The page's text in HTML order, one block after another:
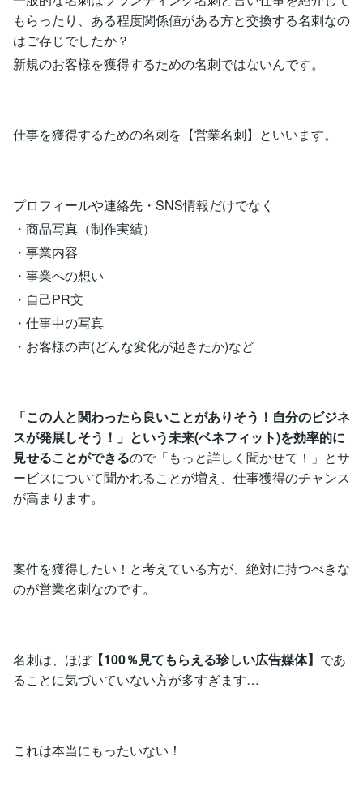
もらったり、ある程度関係値がある方と交換する名刺なの
はご存じでしたか？
新規のお客様を獲得するための名刺ではないんです。
仕事を獲得するための名刺を【営業名刺】といいます。
プロフィールや連絡先・SNS情報だけでなく
・商品写真（制作実績）
・事業内容
・事業への想い
・自己PR文
・仕事中の写真
・お客様の声(どんな変化が起きたか)など
「この人と関わったら良いことがありそう！自分のビジネ
スが発展しそう！」という未来(ベネフィット)を効率的に
見せることができるので「もっと詳しく聞かせて！」とサ
ービスについて聞かれることが増え、仕事獲得のチャンス
が高まります。
案件を獲得したい！と考えている方が、絶対に持つべきな
のが営業名刺なのです。
名刺は、ほぼ【100％見てもらえる珍しい広告媒体】 であ
ることに気づいていない方が多すぎます…
これは本当にもったいない！